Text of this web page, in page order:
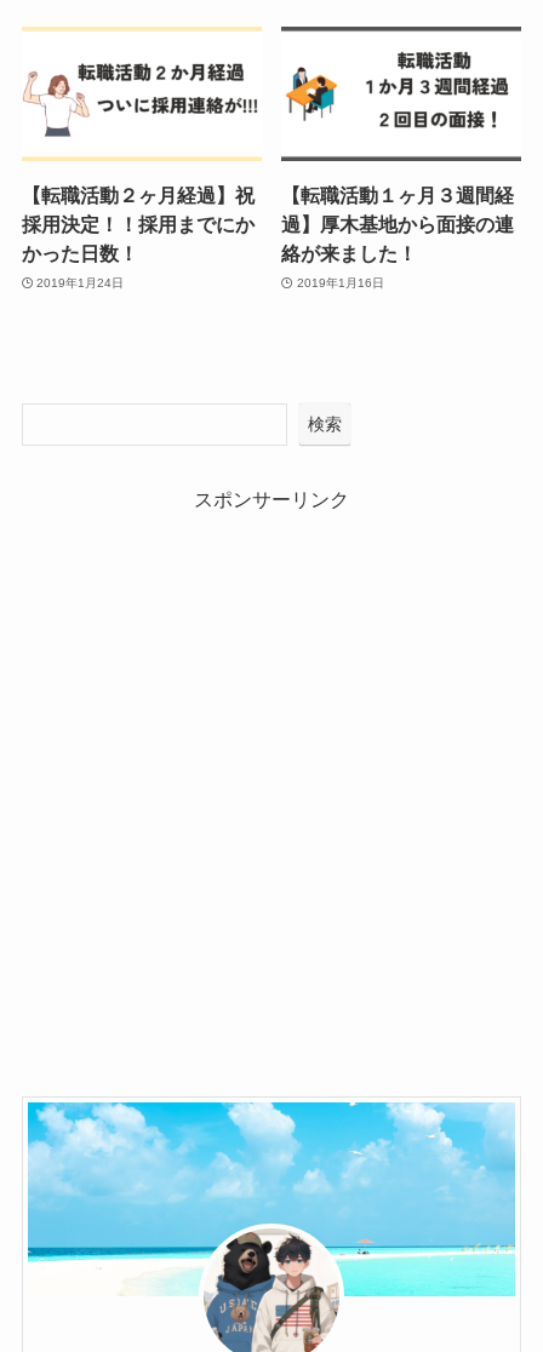
【転職活動２ヶ月経過】祝
採用決定！！採用までにか
かった日数！
2019年1月24日
【転職活動１ヶ月３週間経
過】厚木基地から面接の連
絡が来ました！
2019年1月16日
検索
スポンサーリンク